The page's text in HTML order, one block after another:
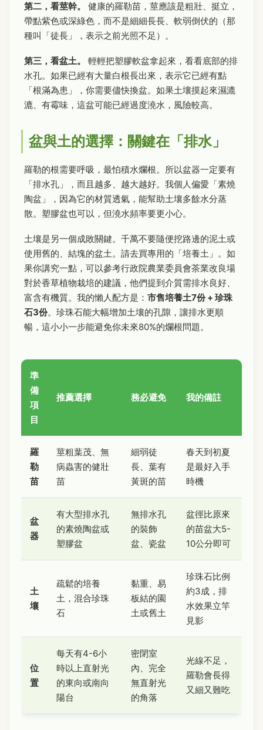
第二，看莖幹。
健康的羅勒苗，莖應該是粗壯、挺立，
帶點紫色或深綠色，而不是細細長長、軟弱倒伏的（那
種叫「徒長」，表示之前光照不足）。
第三，看盆土。
輕輕把塑膠軟盆拿起來，看看底部的排
水孔。如果已經有大量白根長出來，表示它已經有點
「根滿為患」，你需要儘快換盆。如果土壤摸起來濕漉
漉、有霉味，這盆可能已經過度澆水，風險較高。
盆與土的選擇：關鍵在「排水」
羅勒的根需要呼吸，最怕積水爛根。所以盆器一定要有
「排水孔」，而且越多、越大越好。我個人偏愛「素燒
陶盆」，因為它的材質透氣，能幫助土壤多餘水分蒸
散。塑膠盆也可以，但澆水頻率要更小心。
土壤是另一個成敗關鍵。千萬不要隨便挖路邊的泥土或
使用舊的、結塊的盆土。請去買專用的「培養土」。如
果你講究一點，可以參考行政院農業委員會茶業改良場
對於香草植物栽培的建議，他們提到介質需排水良好、
富含有機質。我的懶人配方是： 市售培養土7份 + 珍珠
石3份。珍珠石能大幅增加土壤的孔隙，讓排水更順
暢，這小小一步能避免你未來80%的爛根問題。
準
備
項
目
推薦選擇 務必避免 我的備註
羅
勒
苗
莖粗葉茂、無
病蟲害的健壯
苗
細弱徒
長、葉有
黃斑的苗
春天到初夏
是最好入手
時機
盆
器
有大型排水孔
的素燒陶盆或
塑膠盆
無排水孔
的裝飾
盆、瓷盆
盆徑比原來
的苗盆大5-
10公分即可
土
壤
疏鬆的培養
土，混合珍珠
石
黏重、易
板結的園
土或舊土
珍珠石比例
約3成，排
水效果立竿
見影
位
置
每天有4-6小
時以上直射光
的東向或南向
陽台
密閉室
內、完全
無直射光
的角落
光線不足，
羅勒會長得
又細又難吃